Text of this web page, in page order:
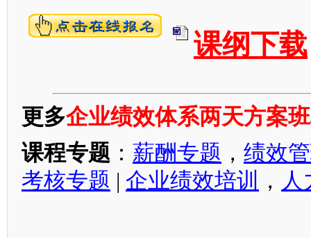
课纲下载
更多企业绩效体系两天方案班
课程专题 ： 薪酬专题 ， 绩效
考核专题 | 企业绩效培训 ，